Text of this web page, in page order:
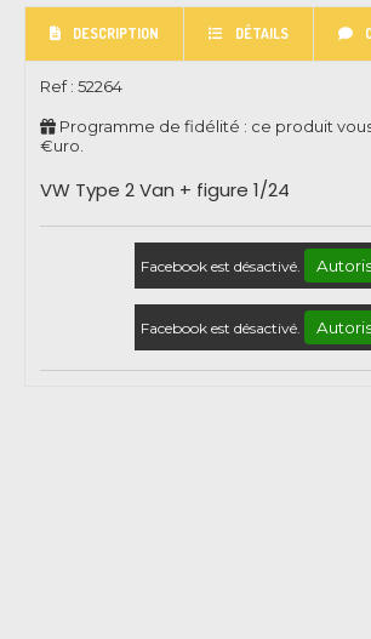
DESCRIPTION DÉTAILS
Ref : 52264
Programme de fidélité : ce produit
€uro.
VW Type 2 Van + figure 1/24
Facebook est désactivé.
Facebook est désactivé.